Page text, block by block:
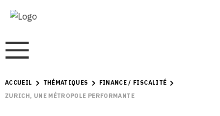
ACCUEIL THÉMATIQUES
FINANCE / FISCALITÉ
ZURICH, UNE MÉTROPOLE PERFORMANTE